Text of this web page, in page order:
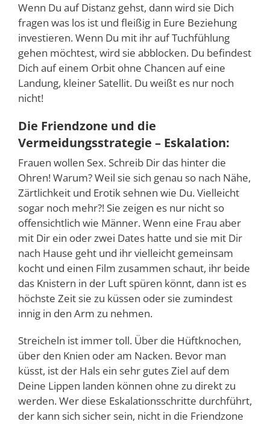
Wenn Du auf Distanz gehst, dann wird sie Dich
fragen was los ist und fleißig in Eure Beziehung
investieren. Wenn Du mit ihr auf Tuchfühlung
gehen möchtest, wird sie abblocken. Du befindest
Dich auf einem Orbit ohne Chancen auf eine
Landung, kleiner Satellit. Du weißt es nur noch
nicht!
Die Friendzone und die
Vermeidungsstrategie – Eskalation:
Frauen wollen Sex. Schreib Dir das hinter die
Ohren! Warum? Weil sie sich genau so nach Nähe,
Zärtlichkeit und Erotik sehnen wie Du. Vielleicht
sogar noch mehr?! Sie zeigen es nur nicht so
offensichtlich wie Männer. Wenn eine Frau aber
mit Dir ein oder zwei Dates hatte und sie mit Dir
nach Hause geht und ihr vielleicht gemeinsam
kocht und einen Film zusammen schaut, ihr beide
das Knistern in der Luft spüren könnt, dann ist es
höchste Zeit sie zu küssen oder sie zumindest
innig in den Arm zu nehmen.
Streicheln ist immer toll. Über die Hüftknochen,
über den Knien oder am Nacken. Bevor man
küsst, ist der Hals ein sehr gutes Ziel auf dem
Deine Lippen landen können ohne zu direkt zu
werden. Wer diese Eskalationsschritte durchführt,
der kann sich sicher sein, nicht in die Friendzone